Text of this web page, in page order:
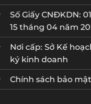
Số Giấy CNĐKDN:
15 tháng 04 năm
Nơi cấp: Sở Kế
ký kinh doanh
Chính sách bảo